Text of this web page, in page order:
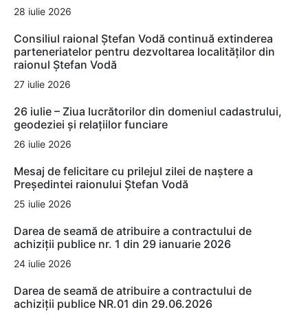
28 iulie 2026
Consiliul raional Ștefan Vodă continuă extinderea
parteneriatelor pentru dezvoltarea localităților din
raionul Ștefan Vodă
27 iulie 2026
26 iulie – Ziua lucrătorilor din domeniul cadastrului,
geodeziei și relațiilor funciare
26 iulie 2026
Mesaj de felicitare cu prilejul zilei de naștere a
Președintei raionului Ștefan Vodă
25 iulie 2026
Darea de seamă de atribuire a contractului de
achiziții publice nr. 1 din 29 ianuarie 2026
24 iulie 2026
Darea de seamă de atribuire a contractului de
achiziții publice NR.01 din 29.06.2026